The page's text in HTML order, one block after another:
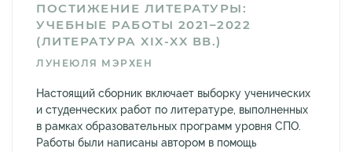
ПОСТИЖЕНИЕ ЛИТЕРАТУРЫ:
УЧЕБНЫЕ РАБОТЫ 2021–2022
(ЛИТЕРАТУРА XIX-XX ВВ.)
ЛУНЕЮЛЯ МЭРХЕН
Настоящий сборник включает выборку ученических
и студенческих работ по литературе, выполненных
в рамках образовательных программ уровня СПО.
Работы были написаны автором в помощь